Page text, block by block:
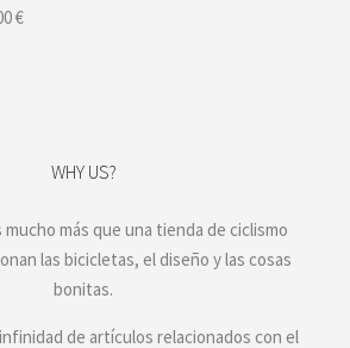
€
WHY US?
más que una tienda de ciclismo
las bicicletas, el diseño y las cosas
bonitas.
de artículos relacionados con el